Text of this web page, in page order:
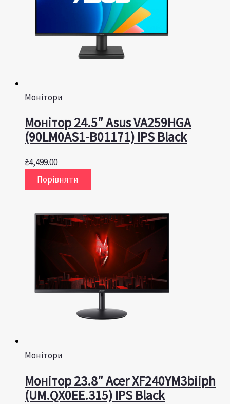
Монітори
Монітор 24.5″ Asus VA259HGA
(90LM0AS1-B01171) IPS Black
₴4,499.00
Порівняти
Монітори
Монітор 23.8″ Acer XF240YM3biiph
(UM.QX0EE.315) IPS Black